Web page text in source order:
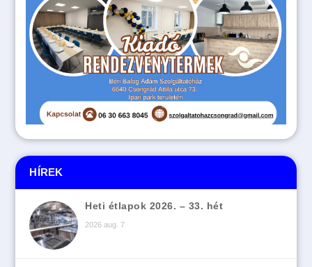
HÍREK
Heti étlapok 2026. – 33. hét
2026 aug. 7